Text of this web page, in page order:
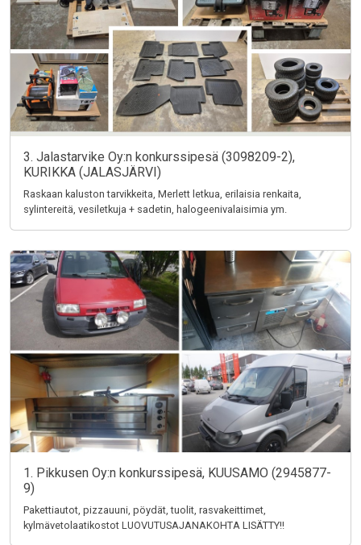
3. Jalastarvike Oy:n konkurssipesä (3098209-2),
KURIKKA (JALASJÄRVI)
Raskaan kaluston tarvikkeita, Merlett letkua, erilaisia renkaita,
sylintereitä, vesiletkuja + sadetin, halogeenivalaisimia ym.
1. Pikkusen Oy:n konkurssipesä, KUUSAMO (2945877-
9)
Pakettiautot, pizzauuni, pöydät, tuolit, rasvakeittimet,
kylmävetolaatikostot LUOVUTUSAJANAKOHTA LISÄTTY!!